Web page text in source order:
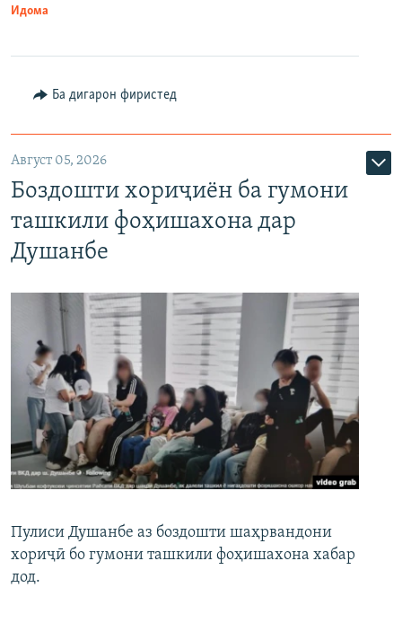
Идома
Ба дигарон фиристед
Август 05, 2026
Боздошти хориҷиён ба гумони
ташкили фоҳишахона дар
Душанбе
Пулиси Душанбе аз боздошти шаҳрвандони
хориҷӣ бо гумони ташкили фоҳишахона хабар
дод.